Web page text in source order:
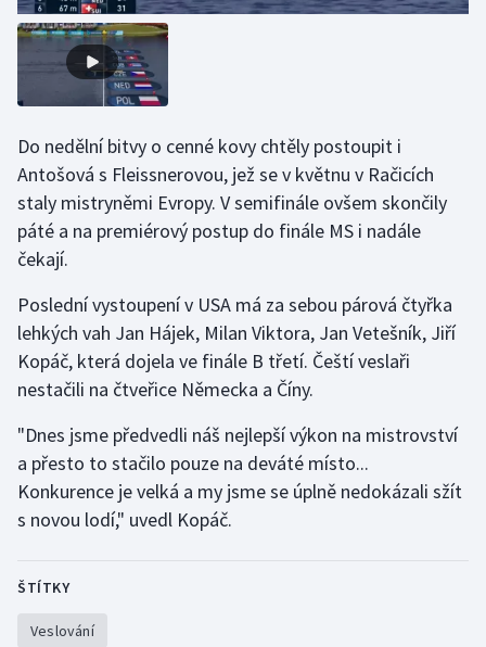
Sportovní střelba
Stolní tenis
Veslování
Vodní slalom
Volejbal
Ostatní
Do nedělní bitvy o cenné kovy chtěly postoupit i
Antošová s Fleissnerovou, jež se v květnu v Račicích
staly mistryněmi Evropy. V semifinále ovšem skončily
páté a na premiérový postup do finále MS i nadále
čekají.
Poslední vystoupení v USA má za sebou párová čtyřka
lehkých vah Jan Hájek, Milan Viktora, Jan Vetešník, Jiří
Kopáč, která dojela ve finále B třetí. Čeští veslaři
nestačili na čtveřice Německa a Číny.
"Dnes jsme předvedli náš nejlepší výkon na mistrovství
a přesto to stačilo pouze na deváté místo...
Konkurence je velká a my jsme se úplně nedokázali sžít
s novou lodí," uvedl Kopáč.
ŠTÍTKY
Veslování